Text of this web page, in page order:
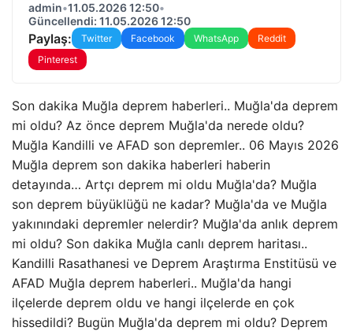
admin•11.05.2026 12:50•
Güncellendi: 11.05.2026 12:50
Paylaş: Twitter Facebook WhatsApp
Reddit
Pinterest
Son dakika Muğla deprem haberleri.. Muğla'da deprem
mi oldu? Az önce deprem Muğla'da nerede oldu?
Muğla Kandilli ve AFAD son depremler.. 06 Mayıs 2026
Muğla deprem son dakika haberleri haberin
detayında… Artçı deprem mi oldu Muğla'da? Muğla
son deprem büyüklüğü ne kadar? Muğla'da ve Muğla
yakınındaki depremler nelerdir? Muğla'da anlık deprem
mi oldu? Son dakika Muğla canlı deprem haritası..
Kandilli Rasathanesi ve Deprem Araştırma Enstitüsü ve
AFAD Muğla deprem haberleri.. Muğla'da hangi
ilçelerde deprem oldu ve hangi ilçelerde en çok
hissedildi? Bugün Muğla'da deprem mi oldu? Deprem